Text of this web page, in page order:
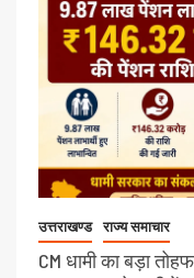
उत्तराखण्ड राज्य समाचार
CM धामी का बड़ा